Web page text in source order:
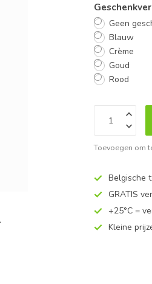
Geen
Blauw
Crème
Goud
Rood
Toevoegen om
Belgische
GRATIS
+25°C =
Kleine